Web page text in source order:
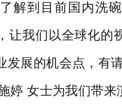
解到目前国内洗
让我们以全球化的
发展的机会点，有
婷 女士为我们带来